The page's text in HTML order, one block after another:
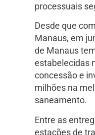
processuais
Desde que
Manaus, em
de Manaus
estabelecidas
concessão e
milhões na
saneamento.
Entre as
estações de